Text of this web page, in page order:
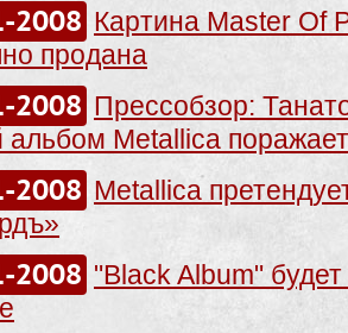
2008 Картина Master Of
продана
2008 Прессобзор:
альбом Metallica
2008 Metallica
2008 "Black Album"